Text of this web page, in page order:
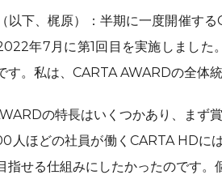
以下、梶原）：半期に一度開催す
年7月に第1回目を実施しまし
す。私は、CARTA AWARDの全体
の特長はいくつかあり、まず
人ほどの社員が働くCARTA HDに
指せる仕組みにしたかったのです